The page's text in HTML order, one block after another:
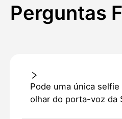
Perguntas
Pode uma única
olhar do porta-voz da